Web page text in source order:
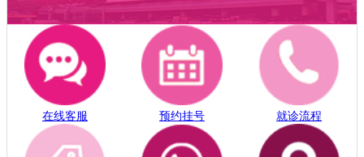
在线客服 预约挂号 就诊流程